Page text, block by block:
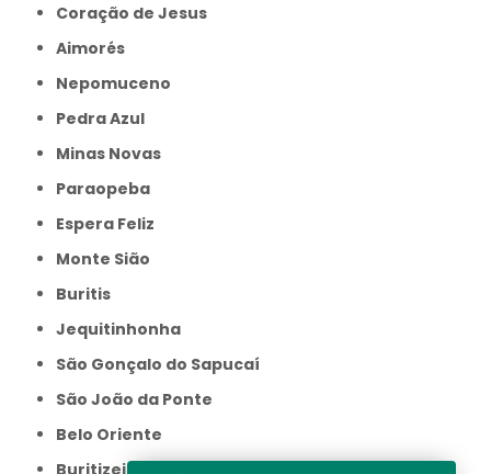
Coração de Jesus
Aimorés
Nepomuceno
Pedra Azul
Minas Novas
Paraopeba
Espera Feliz
Monte Sião
Buritis
Jequitinhonha
São Gonçalo do Sapucaí
São João da Ponte
Belo Oriente
Buritizeiro